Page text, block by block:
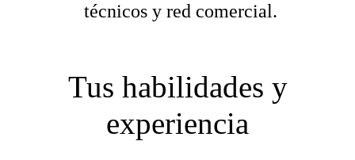
técnicos y red comercial.
Tus habilidades y
experiencia